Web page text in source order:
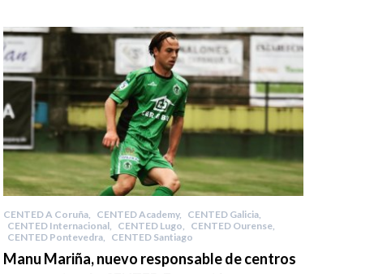
CENTED A Coruña, CENTED Academy, CENTED Galicia,
CENTED Internacional, CENTED Lugo CENTED Ourense,
CENTED Pontevedra, CENTED Santiago
Manu Mariña, nuevo responsable de centros